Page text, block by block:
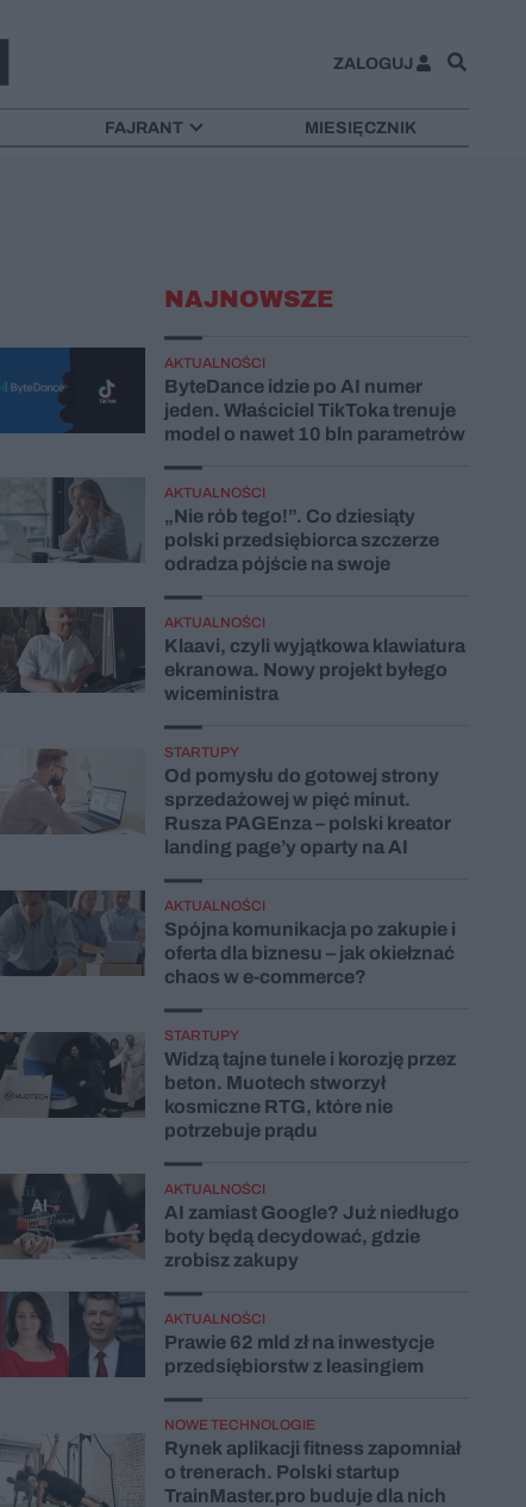
ZALOGUJ
FAJRANT MIESIĘCZNIK
NAJNOWSZE
AKTUALNOŚCI
ByteDance idzie po AI numer
jeden. Właściciel TikToka trenuje
model o nawet 10 bln parametrów
AKTUALNOŚCI
„Nie rób tego!”. Co dziesiąty
polski przedsiębiorca szczerze
odradza pójście na swoje
AKTUALNOŚCI
Klaavi, czyli wyjątkowa klawiatura
ekranowa. Nowy projekt byłego
wiceministra
STARTUPY
Od pomysłu do gotowej strony
sprzedażowej w pięć minut.
Rusza PAGEnza – polski kreator
landing page’y oparty na AI
AKTUALNOŚCI
Spójna komunikacja po zakupie i
oferta dla biznesu – jak okiełznać
chaos w e-commerce?
STARTUPY
Widzą tajne tunele i korozję przez
beton. Muotech stworzył
kosmiczne RTG, które nie
potrzebuje prądu
AKTUALNOŚCI
AI zamiast Google? Już niedługo
boty będą decydować, gdzie
zrobisz zakupy
AKTUALNOŚCI
Prawie 62 mld zł na inwestycje
przedsiębiorstw z leasingiem
NOWE TECHNOLOGIE
Rynek aplikacji fitness zapomniał
o trenerach. Polski startup
TrainMaster.pro buduje dla nich